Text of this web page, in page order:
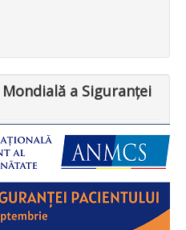
a Siguranței